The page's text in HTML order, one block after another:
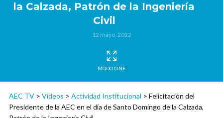
la Calzada, Patrón de la Ingeniería
Civil
12 mayo, 2022
MODO CINE
AEC TV > Vídeos > Actividad Institucional > Felicitación del
Presidente de la AEC en el día de Santo Domingo de la Calzada,